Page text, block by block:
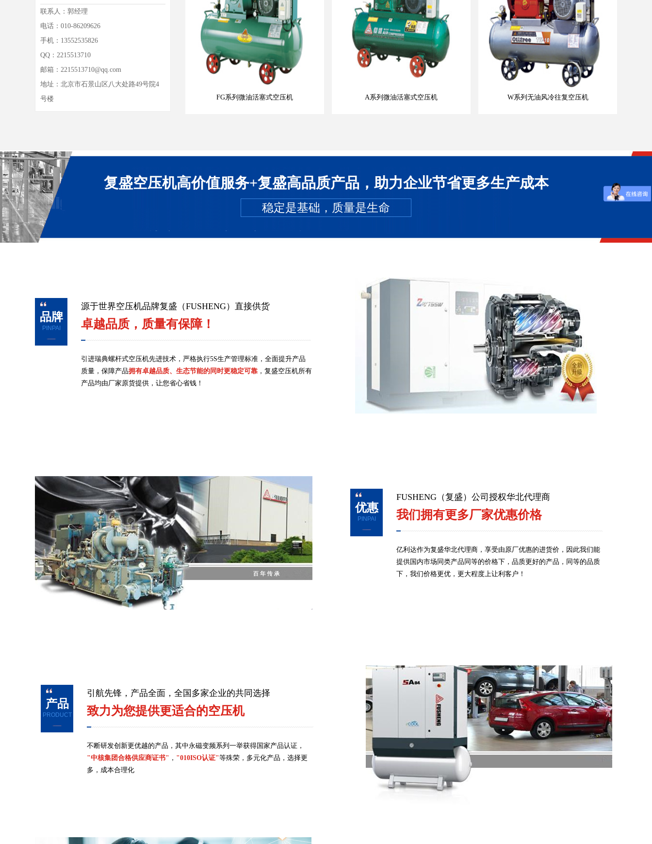
联系人： 郭经理
电话：010-86209626
手机：13552535826
QQ： 2215513710
邮箱： 2215513710@qq.com
地址： 北京市石景山区八大处路49号院4
号楼
FG系列微油活塞式空压机 A系列微油活塞式空压机 W系列无油风冷往复空压机
复盛空压机高价值服务+复盛高品质产品，助力企业节省更多生产成本
稳定是基础，质量是生命
品牌
PINPAI
源于世界空压机品牌复盛（FUSHENG）直接供货
卓越品质，质量有保障！
引进瑞典螺杆式空压机先进技术，严格执行5S生产管理标准，全面提升产品
质量，保障产品拥有卓越品质、生态节能的同时更稳定可靠 ，复盛空压机所有
产品均由厂家原货提供，让您省心省钱！
优惠
PINPAI
FUSHENG（复盛）公司授权华北代理商
我们拥有更多厂家优惠价格
亿利达作为复盛华北代理商，享受由原厂优惠的进货价，因此我们能
提供国内市场同类产品同等的价格下，品质更好的产品，同等的品质
下，我们价格更优，更大程度上让利客户！
产品
PRODUCT
引航先锋，产品全面，全国多家企业的共同选择
致力为您提供更适合的空压机
不断研发创新更优越的产品，其中永磁变频系列一举获得国家产品认证，
"中核集团合格供应商证书" ， "010ISO认证"等殊荣，多元化产品，选择更
多，成本合理化